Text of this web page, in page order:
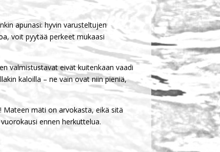
apunasi: hyvin varusteltujen
voit pyytää perkeet mukaasi
valmistustavat eivät kuitenkaan vaadi
kaloilla – ne vain ovat niin pieniä,
mäti on arvokasta, eikä sitä
ennen herkuttelua.